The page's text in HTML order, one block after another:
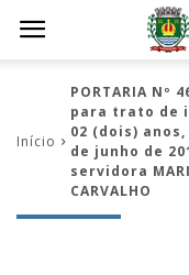
Início
PORTARIA Nº
para trato de
02 (dois)
de junho de
servidora
CARVALHO